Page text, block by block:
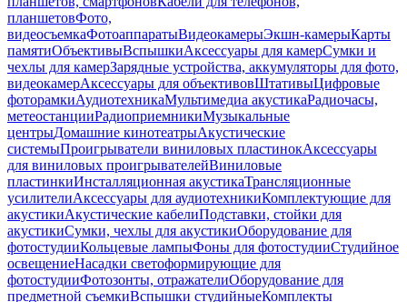
планшетовФото,
видеосъемкаФотоаппаратыВидеокамерыЭкшн-камерыКарты
памятиОбъективыВспышкиАксессуары для камерСумки и
чехлы для камерЗарядные устройства, аккумуляторы для фото,
видеокамерАксессуары для объективовШтативыЦифровые
фоторамкиАудиотехникаМультимедиа акустикаРадиочасы,
метеостанцииРадиоприемникиМузыкальные
центрыДомашние кинотеатрыАкустические
системыПроигрыватели виниловых пластинокАксессуары
для виниловых проигрывателейВиниловые
пластинкиИнсталляционная акустикаТрансляционные
усилителиАксессуары для аудиотехникиКомплектующие для
акустикиАкустические кабелиПодставки, стойки для
акустикиСумки, чехлы для акустикиОборудование для
фотостудииКольцевые лампыФоны для фотостудииСтудийное
освещениеНасадки светоформирующие для
фотостудииФотозонты, отражателиОборудование для
предметной съемкиВспышки студийныеКомплекты